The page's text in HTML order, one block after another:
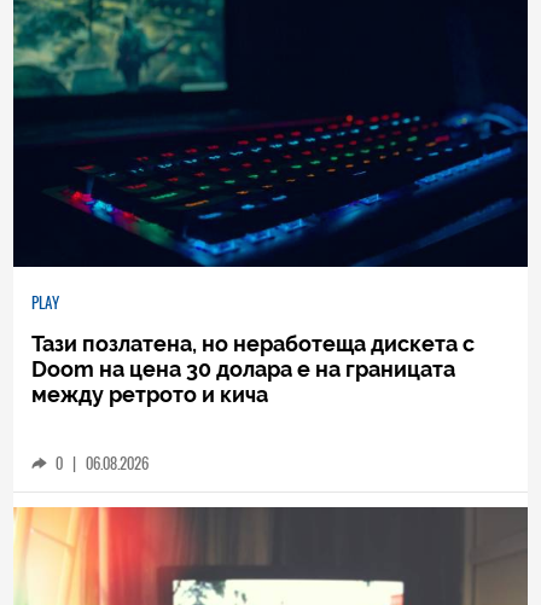
PLAY
Тази позлатена, но неработеща дискета с
Doom на цена 30 долара е на границата
между ретрото и кича
0 | 06.08.2026